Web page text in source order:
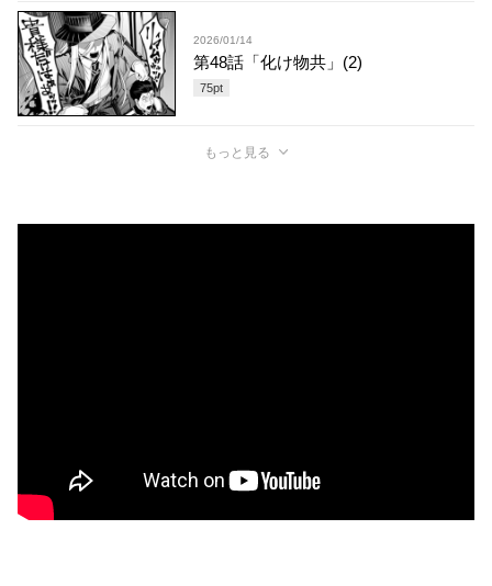
2026/01/14
第48話「化け物共」(2)
75pt
もっと見る